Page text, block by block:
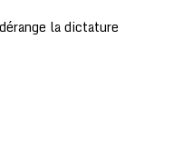
la dictature